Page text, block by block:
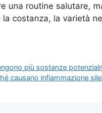
una routine salutare,
la costanza, la varietà
più sostanze
causano infiammazione